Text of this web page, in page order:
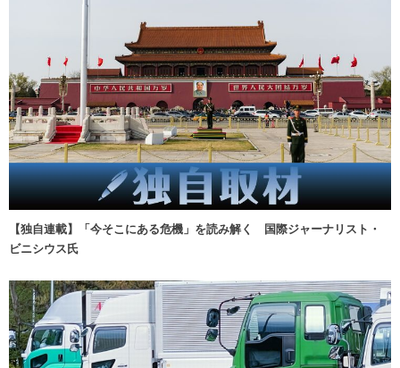
【独自連載】「今そこにある危機」を読み解く 国際ジャーナリスト・
ビニシウス氏